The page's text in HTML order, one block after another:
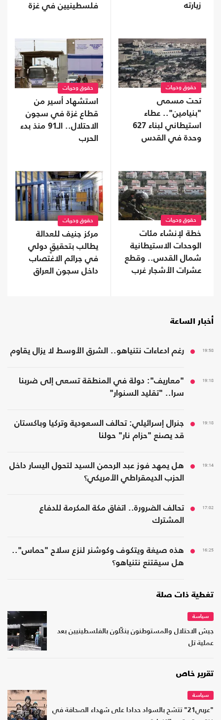
زيارته
فلسطينيين في غزة
حقوق وحريات
تحت مسمى
"بنيامين".. عطاء
استيطاني لبناء 627
وحدة في القدس
حقوق وحريات
استشهاد أسير من
قطاع غزة في سجون
الاحتلال.. الـ91 منذ بدء
الحرب
حقوق وحريات
خطة لإنشاء مئات
الوحدات الاستيطانية
شمال القدس.. وقطع
عشرات الأشجار غرب
حقوق وحريات
مركز جنيف للعدالة
يطالب بتحقيقٍ دولي
في جرائم الاغتصاب
داخل سجون العراق
أخبار الساعة
19:58 رغم ادعاءات نتنياهو.. الشرق الأوسط لا يزال يقاوم
19:18
"معاريف": دولة في المنطقة تسعى إلى ضربنا
سرا.. "تقليد السنوار"
19:18
جنرال إسرائيلي: تحالف السعودية وتركيا وباكستان
قد يصنع "حزام نار" حولنا
19:14
هل يمهد فوز عبد الرحمن السيد لتحول اليسار داخل
الحزب الديمقراطي الأمريكي؟
17:02
تحالف الضرورة.. اتفاق مكة المكرمة للدفاع
المشترك
16:25
هذه صيغة ويتكوف وكوشنر لنزع سلاح "حماس"..
هل سيقتنع نتنياهو؟
تغطية ذات صلة
سياسة
جيش الاحتلال والمستوطنون ينكّلون بالفلسطينيين بعد
عملية تل
تقرير خاص
سياسة
"عربي21" تتشح بالسواد حدادا على شهداء الصحافة في